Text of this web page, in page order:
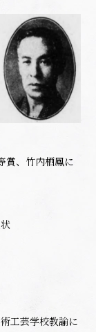
賞、竹内栖鳳に
工芸学校教諭に